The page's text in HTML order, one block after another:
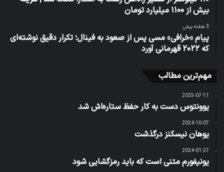
بیش از ۱۱۰۰ میلیارد تومان
3 هفته پیش
پیام «خرافی» مسی پس از صعود به فینال؛ تکرار دقیق نوشته‌ای
که ۲۰۲۲ قهرمانی آورد
مهم‌ترین مطالب
2025-07-11
یوونتوس دست به کار حفظ ستاره‌اش شد
2024-10-07
یوهان نیسکنز درگذشت
2024-01-27
یونیفورم متنی است که باید رمزگشایی شود